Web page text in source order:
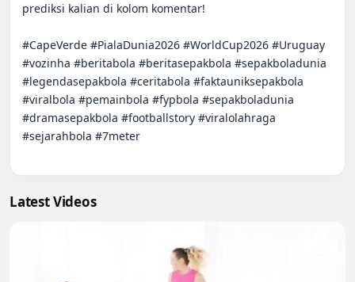
prediksi kalian di kolom komentar!
#CapeVerde #PialaDunia2026 #WorldCup2026 #Uruguay
#vozinha #beritabola #beritasepakbola #sepakboladunia
#legendasepakbola #ceritabola #faktauniksepakbola
#viralbola #pemainbola #fypbola #sepakboladunia
#dramasepakbola #footballstory #viralolahraga
#sejarahbola #7meter
Latest Videos